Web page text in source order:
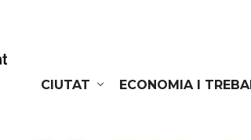
CIUTAT
ECONOMIA I